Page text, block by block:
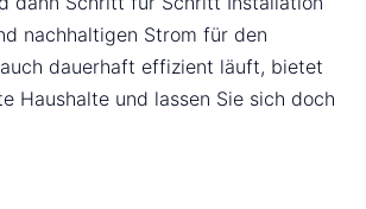
nachhaltigen Strom für den
dauerhaft effizient läuft, bietet
Haushalte und lassen Sie sich doch